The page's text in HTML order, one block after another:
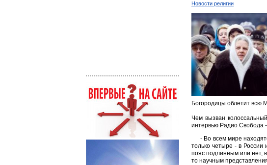
Новости религии
Богородицы облетит всю
Чем вызван
интервью Радио Свобода
- Во всем мире
только четыре - в России
пояс подлинным или нет,
то научным